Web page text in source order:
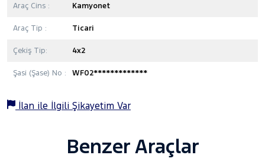
Araç Cins : Kamyonet
Araç Tip : Ticari
Çekiş Tip: 4x2
Şasi (Şase) No : WF02*************
İlan ile İlgili Şikayetim Var
Benzer Araçlar